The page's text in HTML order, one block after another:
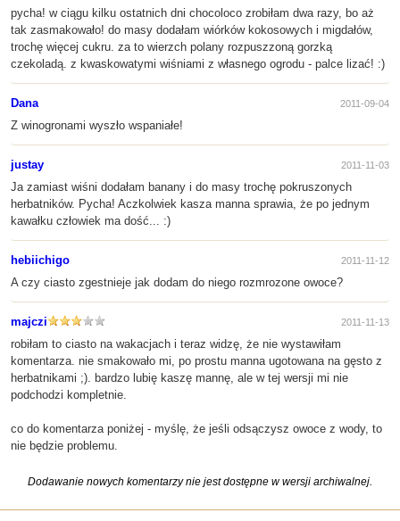
pycha! w ciągu kilku ostatnich dni chocoloco zrobiłam dwa razy, bo aż
tak zasmakowało! do masy dodałam wiórków kokosowych i migdałów,
trochę więcej cukru. za to wierzch polany rozpuszzoną gorzką
czekoladą. z kwaskowatymi wiśniami z własnego ogrodu - palce lizać! :)
Dana 2011-09-04
Z winogronami wyszło wspaniałe!
justay 2011-11-03
Ja zamiast wiśni dodałam banany i do masy trochę pokruszonych
herbatników. Pycha! Aczkolwiek kasza manna sprawia, że po jednym
kawałku człowiek ma dość... :)
hebiichigo 2011-11-12
A czy ciasto zgestnieje jak dodam do niego rozmrozone owoce?
majczi 2011-11-13
robiłam to ciasto na wakacjach i teraz widzę, że nie wystawiłam
komentarza. nie smakowało mi, po prostu manna ugotowana na gęsto z
herbatnikami ;). bardzo lubię kaszę mannę, ale w tej wersji mi nie
podchodzi kompletnie.
co do komentarza poniżej - myślę, że jeśli odsączysz owoce z wody, to
nie będzie problemu.
Dodawanie nowych komentarzy nie jest dostępne w wersji archiwalnej.